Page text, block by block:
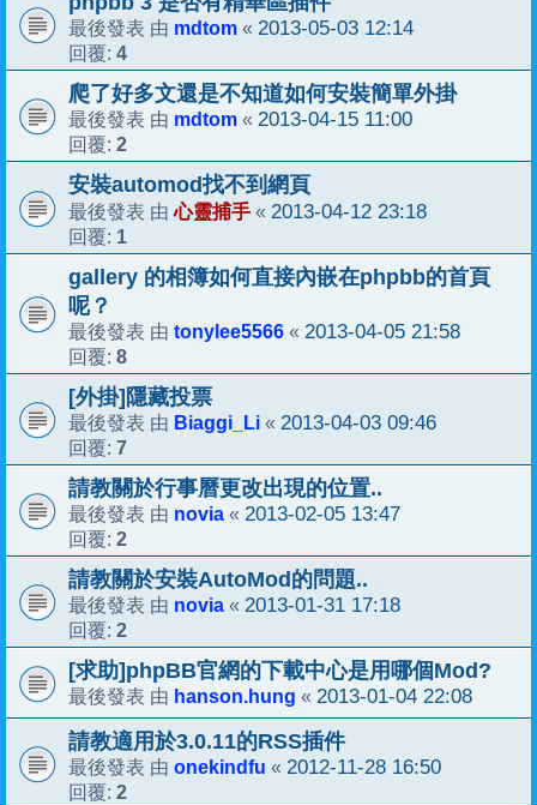
最後發表 由 mdtom « 2013-05-03 12:14
回覆: 4
爬了好多文還是不知道如何安裝簡單外掛
最後發表 由 mdtom « 2013-04-15 11:00
回覆: 2
安裝automod找不到網頁
最後發表 由心靈捕手 « 2013-04-12 23:18
回覆: 1
gallery 的相簿如何直接內嵌在phpbb的首頁
呢？
最後發表 由 tonylee5566 « 2013-04-05 21:58
回覆: 8
[外掛]隱藏投票
最後發表 由 Biaggi_Li « 2013-04-03 09:46
回覆: 7
請教關於行事曆更改出現的位置..
最後發表 由 novia « 2013-02-05 13:47
回覆: 2
請教關於安裝AutoMod的問題..
最後發表 由 novia « 2013-01-31 17:18
回覆: 2
[求助]phpBB官網的下載中心是用哪個Mod?
最後發表 由 hanson.hung « 2013-01-04 22:08
請教適用於3.0.11的RSS插件
最後發表 由 onekindfu « 2012-11-28 16:50
回覆: 2